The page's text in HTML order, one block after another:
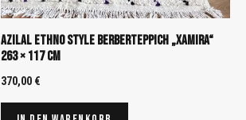
Azilal Ethno Style Berberteppich „Xamira“
263 × 117 cm
370,00 €